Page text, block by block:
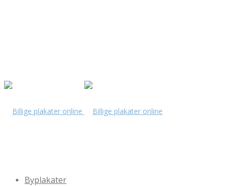
Byplakater